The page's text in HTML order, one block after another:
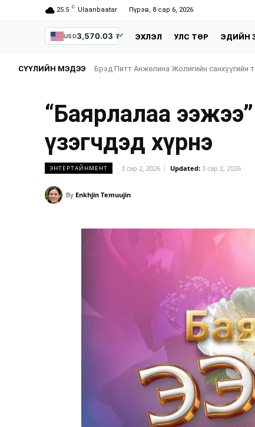
25.5 C Ulaanbaatar Пүрэв, 8 сар 6, 2026
USD3,570.03 ₮ ЭХЛЭЛ УЛС ТӨР ЭДИЙН
СҮҮЛИЙН МЭДЭЭ Брэд Питт Анжелина Жолигийн санхүүгийн
“Баярлалаа
үзэгчдэд хүрнэ
ЭНТЕРТАЙНМЕНТ 3 сар 2, 2026 Updated: 3 сар 2, 2026
By Enkhjin Temuujin